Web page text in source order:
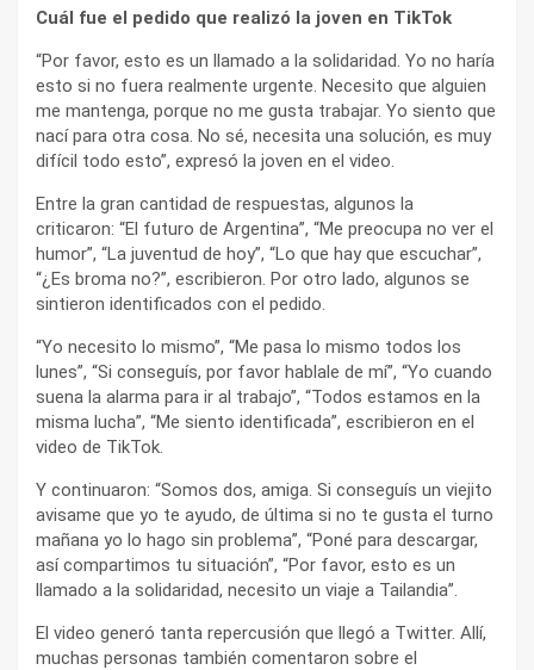
Cuál fue el pedido que realizó la joven en TikTok
“Por favor, esto es un llamado a la solidaridad. Yo no haría
esto si no fuera realmente urgente. Necesito que alguien
me mantenga, porque no me gusta trabajar. Yo siento que
nací para otra cosa. No sé, necesita una solución, es muy
difícil todo esto”, expresó la joven en el video.
Entre la gran cantidad de respuestas, algunos la
criticaron: “El futuro de Argentina”, “Me preocupa no ver el
humor”, “La juventud de hoy”, “Lo que hay que escuchar”,
“¿Es broma no?”, escribieron. Por otro lado, algunos se
sintieron identificados con el pedido.
“Yo necesito lo mismo”, “Me pasa lo mismo todos los
lunes”, “Si conseguís, por favor hablale de mí”, “Yo cuando
suena la alarma para ir al trabajo”, “Todos estamos en la
misma lucha”, “Me siento identificada”, escribieron en el
video de TikTok.
Y continuaron: “Somos dos, amiga. Si conseguís un viejito
avisame que yo te ayudo, de última si no te gusta el turno
mañana yo lo hago sin problema”, “Poné para descargar,
así compartimos tu situación”, “Por favor, esto es un
llamado a la solidaridad, necesito un viaje a Tailandia”.
El video generó tanta repercusión que llegó a Twitter. Allí,
muchas personas también comentaron sobre el